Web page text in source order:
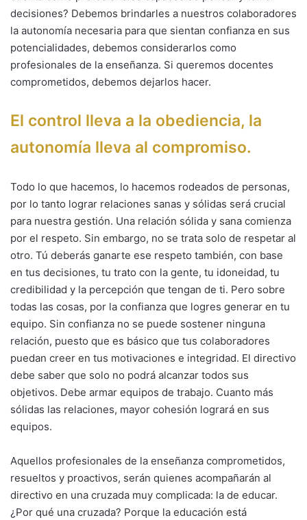
decisiones? Debemos brindarles a nuestros colaboradores
la autonomía necesaria para que sientan confianza en sus
potencialidades, debemos considerarlos como
profesionales de la enseñanza. Si queremos docentes
comprometidos, debemos dejarlos hacer.
El control lleva a la obediencia, la
autonomía lleva al compromiso.
Todo lo que hacemos, lo hacemos rodeados de personas,
por lo tanto lograr relaciones sanas y sólidas será crucial
para nuestra gestión. Una relación sólida y sana comienza
por el respeto. Sin embargo, no se trata solo de respetar al
otro. Tú deberás ganarte ese respeto también, con base
en tus decisiones, tu trato con la gente, tu idoneidad, tu
credibilidad y la percepción que tengan de ti. Pero sobre
todas las cosas, por la confianza que logres generar en tu
equipo. Sin confianza no se puede sostener ninguna
relación, puesto que es básico que tus colaboradores
puedan creer en tus motivaciones e integridad. El directivo
debe saber que solo no podrá alcanzar todos sus
objetivos. Debe armar equipos de trabajo. Cuanto más
sólidas las relaciones, mayor cohesión logrará en sus
equipos.
Aquellos profesionales de la enseñanza comprometidos,
resueltos y proactivos, serán quienes acompañarán al
directivo en una cruzada muy complicada: la de educar.
¿Por qué una cruzada? Porque la educación está